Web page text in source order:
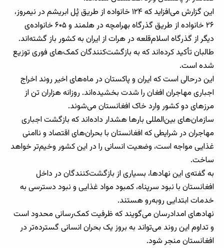
این گزارش می‌افزاید که ۱۲۴ خانواده از طریق پُل ابریشم در نیمروز،
۲۶ خانواده از طریق گذرگاه بهرامچه در هلمند و ۶۰۵ خانواده‌ی
دیگر از گذرگاه اسلام‌قلعه در هرات از ایران به کشور باز گشته‌اند.
طالبان تأکید کرده‌اند که به بازگشت‌کنندگان کمک‌های فوری توزیع
شده ‌است.
این درحالی است که ایران و پاکستان در ماه‌های اخیر روند اخراج
اجباری مهاجران افغان را شدت بخشیده‌اند. روزانه‌ هزاران تن از
مرزهای دو کشور وارد خاک افغانستان می‌شوند.
سازمان‌های بین‌المللی بارها هشدار داده‌اند که بازگشت اجباری
مهاجران در شرایطی که افغانستان با بحران‌های اقتصاد و ناامنی
غذایی مواجه است، وضعیت انسانی را در این کشور وخیم‌تر خواهد
ساخت.
به ‌گفته‌ی این نهادها، بسیاری از بازگشت‌کنندگان در داخل
افغانستان با نبود سرپناه، کمبود مواد غذایی و نبود دسترسی به
خدمات ابتدایی روبه‌رو هستند.
نهادهای امدادرسان می‌گویند که ظرفیت کمک‌رسانی محدود است
و تداوم این روند می‌تواند به بروز یک بحران انسانی گسترده‌تر در
افغانستان منجر شود.